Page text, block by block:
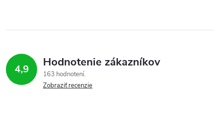
4,9 Hodnotenie zákazníkov
163 hodnotení
Zobraziť recenzie